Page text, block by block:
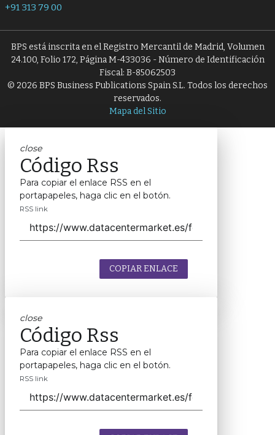
+91 313 79 00
BPS está inscrita en el Registro Mercantil de Madrid, Volumen
24.100, Folio 172, Página M-433036 - Número de Identificación
Fiscal: B-85062503
© 2026 BPS Business Publications Spain S.L. Todos los derechos
reservados.
Mapa del Sitio
close
Código Rss
Para copiar el enlace RSS en el
portapapeles, haga clic en el botón.
RSS link
COPIAR ENLACE
close
Código Rss
Para copiar el enlace RSS en el
portapapeles, haga clic en el botón.
RSS link